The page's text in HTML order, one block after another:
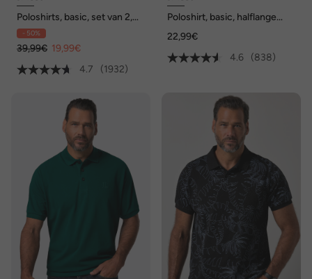
Poloshirts, basic, set van 2,
piqué, gekamd katoen
- 50%
39,99€ 19,99€
4.7
(1932)
Poloshirt, basic, halflange
22,99€
4.6
(838)